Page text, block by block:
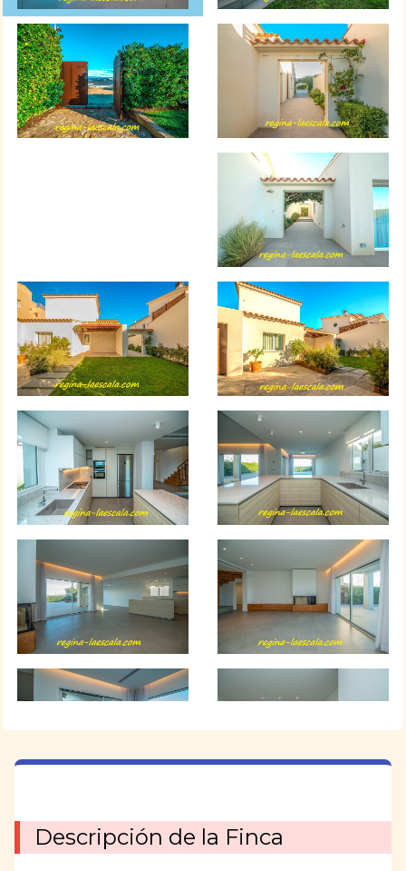
Descripción de la Finca